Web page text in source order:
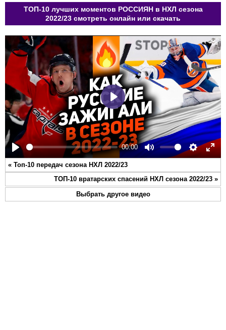
ТОП-10 лучших моментов РОССИЯН в НХЛ сезона
2022/23 смотреть онлайн или скачать
Play
00:00
Mute Settings
Play
« Топ-10 передач сезона НХЛ 2022/23
ТОП-10 вратарских спасений НХЛ сезона 2022/23 »
Выбрать другое видео